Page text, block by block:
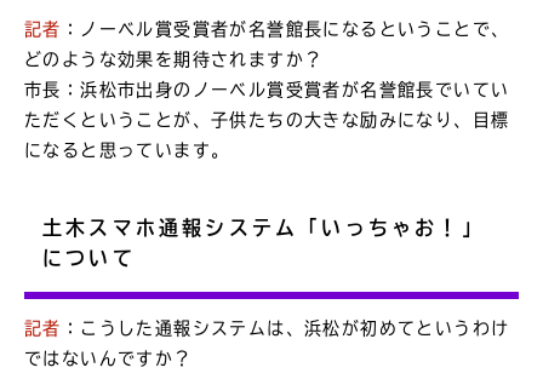
記者 ：ノーベル賞受賞者が名誉館長になるということで、
どのような効果を期待されますか？
市長：浜松市出身のノーベル賞受賞者が名誉館長でいてい
ただくということが、子供たちの大きな励みになり、目標
になると思っています。
土木スマホ通報システム「いっちゃお！」
について
記者 ：こうした通報システムは、浜松が初めてというわけ
ではないんですか？